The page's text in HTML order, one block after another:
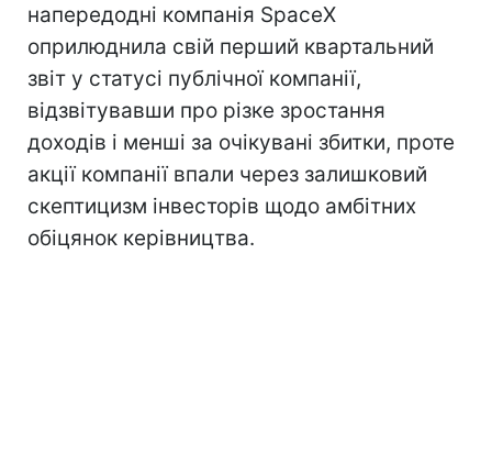
напередодні компанія SpaceX
оприлюднила свій перший квартальний
звіт у статусі публічної компанії,
відзвітувавши про різке зростання
доходів і менші за очікувані збитки, проте
акції компанії впали через залишковий
скептицизм інвесторів щодо амбітних
обіцянок керівництва.